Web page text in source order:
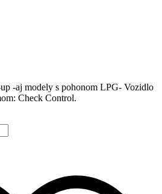
-aj modely s pohonom LPG- Vozidlo
Check Control.